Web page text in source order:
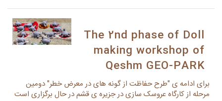
The 2nd phase of Doll
making workshop of
Qeshm GEO-PARK
برای ادامه ی "طرح حفاظت از گونه های در معرض خطر" دومین
مرحله از کارگاه عروسک سازی در جزیره ی قشم در حال برگزاری است